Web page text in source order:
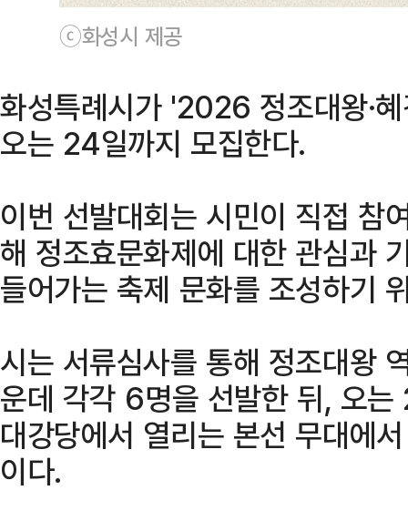
ⓒ화성시 제공
화성특례시가 '2026 정조대왕·
오는 24일까지 모집한다.
이번 선발대회는 시민이 직접 참
해 정조효문화제에 대한 관심과
들어가는 축제 문화를 조성하기
시는 서류심사를 통해 정조대왕
운데 각각 6명을 선발한 뒤, 오
대강당에서 열리는 본선 무대에
이다.